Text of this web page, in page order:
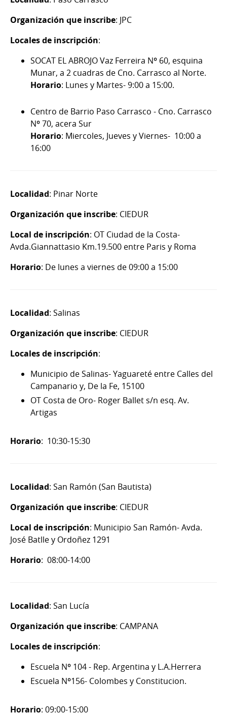
Organización que inscribe: JPC
Locales de inscripción:
SOCAT EL ABROJO Vaz Ferreira Nº 60, esquina
Munar, a 2 cuadras de Cno. Carrasco al Norte.
Horario: Lunes y Martes- 9:00 a 15:00.
Centro de Barrio Paso Carrasco - Cno. Carrasco
Nº 70, acera Sur
Horario: Miercoles, Jueves y Viernes- 10:00 a
16:00
Localidad: Pinar Norte
Organización que inscribe: CIEDUR
Local de inscripción: OT Ciudad de la Costa-
Avda.Giannattasio Km.19.500 entre Paris y Roma
Horario: De lunes a viernes de 09:00 a 15:00
Localidad: Salinas
Organización que inscribe: CIEDUR
Locales de inscripción:
Municipio de Salinas- Yaguareté entre Calles del
Campanario y, De la Fe, 15100
OT Costa de Oro- Roger Ballet s/n esq. Av.
Artigas
Horario: 10:30-15:30
Localidad: San Ramón (San Bautista)
Organización que inscribe: CIEDUR
Local de inscripción: Municipio San Ramón- Avda.
José Batlle y Ordoñez 1291
Horario: 08:00-14:00
Localidad: San Lucía
Organización que inscribe: CAMPANA
Locales de inscripción:
Escuela Nº 104 - Rep. Argentina y L.A.Herrera
Escuela Nº156- Colombes y Constitucion.
Horario: 09:00-15:00